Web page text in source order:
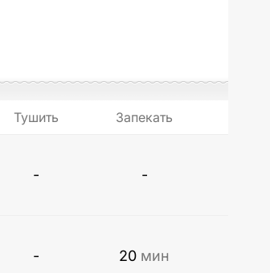
Тушить Запекать
- -
- 20 мин